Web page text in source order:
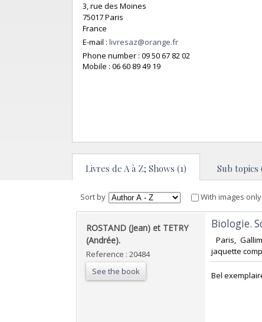
3, rue des Moines
75017 Paris
France
E-mail : livresaz@orange.fr
Phone number : 09 50 67 82 02
Mobile : 06 60 89 49 19
Livres de A à Z; Shows (1) Sub topics
Sort by With images only
‎ROSTAND (Jean) et TETRY
(Andrée).‎
Reference : 20484
See the book
‎Biologie.
Paris,
jaquette
‎Bel